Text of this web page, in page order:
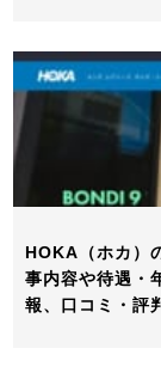
HOKA（ホカ）
事内容や待遇・
報、口コミ・評